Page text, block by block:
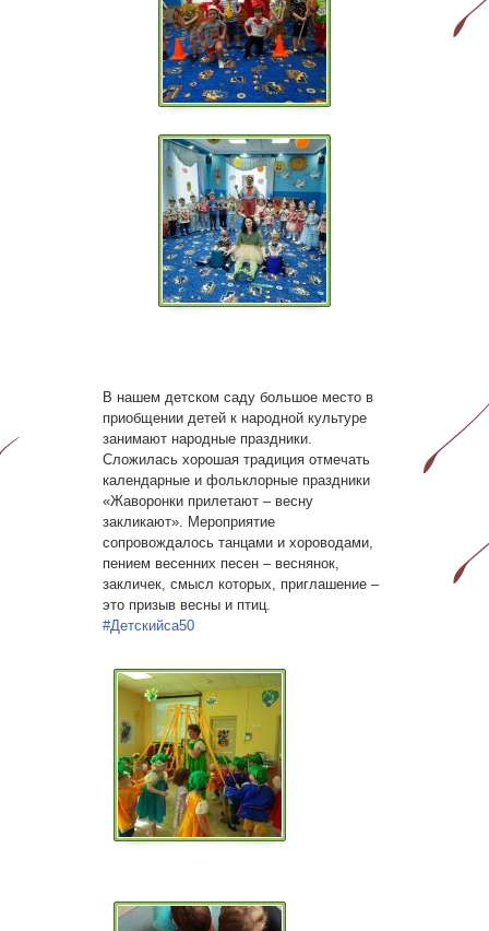
В нашем детском саду большое место в
приобщении детей к народной культуре
занимают народные праздники.
Сложилась хорошая традиция отмечать
календарные и фольклорные праздники
«Жаворонки прилетают – весну
закликают». Мероприятие
сопровождалось танцами и хороводами,
пением весенних песен – веснянок,
закличек, смысл которых, приглашение –
это призыв весны и птиц.
#Детскийса50